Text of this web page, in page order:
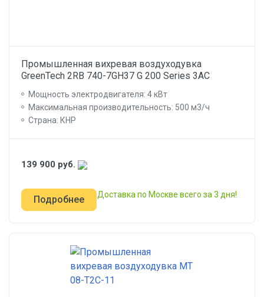
Промышленная вихревая воздуходувка
GreenTech 2RB 740-7GH37 G 200 Series 3AC
Мощность электродвигателя: 4 кВт
Максимальная производительность: 500 м3/ч
Страна: КНР
139 900 руб.
Подробнее Доставка по Москве всего за 3 дня!